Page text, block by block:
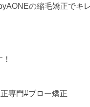
の縮毛矯正でキ
専門#ブロー矯正